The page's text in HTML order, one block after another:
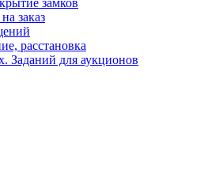
замков
заказ
расстановка
Заданий для аукционов